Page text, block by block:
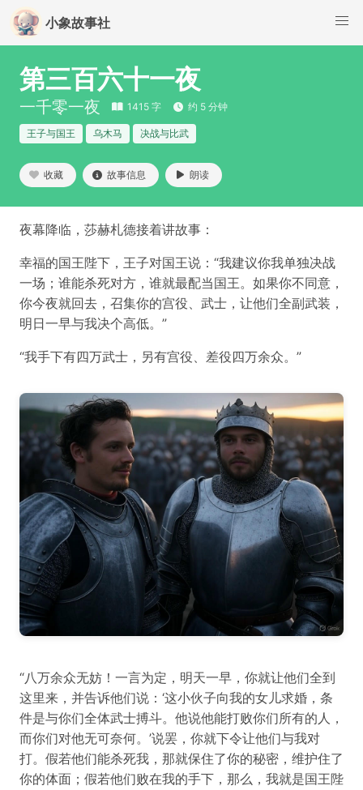
小象故事社
第三百六十一夜
一千零一夜 1415 字 约 5 分钟
王子与国王 乌木马 决战与比武
收藏 故事信息 朗读
夜幕降临，莎赫札德接着讲故事：
幸福的国王陛下，王子对国王说：“我建议你我单独决战
一场；谁能杀死对方，谁就最配当国王。如果你不同意，
你今夜就回去，召集你的宫役、武士，让他们全副武装，
明日一早与我决个高低。”
“我手下有四万武士，另有宫役、差役四万余众。”
“八万余众无妨！一言为定，明天一早，你就让他们全到
这里来，并告诉他们说：‘这小伙子向我的女儿求婚，条
件是与你们全体武士搏斗。他说他能打败你们所有的人，
而你们对他无可奈何。’说罢，你就下令让他们与我对
打。假若他们能杀死我，那就保住了你的秘密，维护住了
你的体面；假若他们败在我的手下，那么，我就是国王陛